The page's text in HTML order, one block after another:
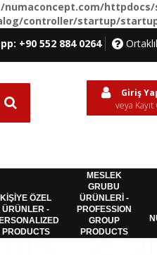
controller/startup/
+90 552 884 0264
Giriş
veya Kayıt
KİŞİYE ÖZEL
ÜRÜNLER -
PRODUCTS
MESLEK
GRUBU
ÜRÜNLERİ -
PROFESSION
GROUP
PRODUCTS